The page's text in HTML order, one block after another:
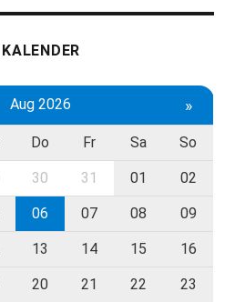
KALENDER
Aug 2026 »
Do Fr Sa So
30 31 01 02
06 07 08 09
13 14 15 16
20 21 22 23